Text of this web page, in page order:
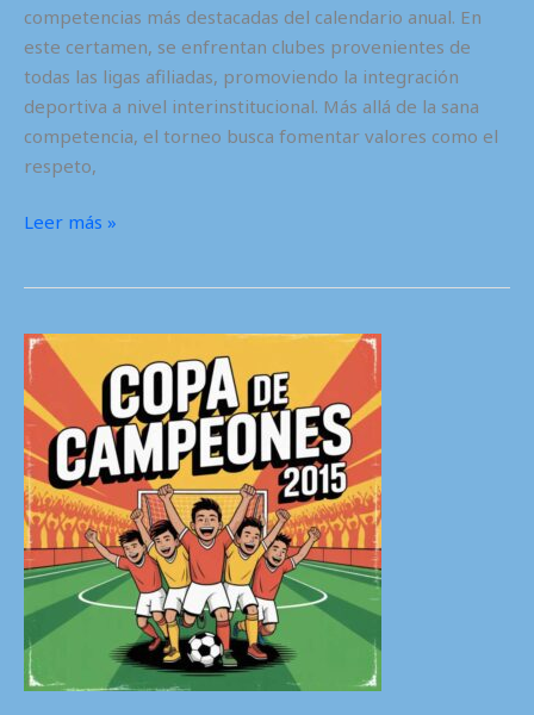
competencias más destacadas del calendario anual. En
este certamen, se enfrentan clubes provenientes de
todas las ligas afiliadas, promoviendo la integración
deportiva a nivel interinstitucional. Más allá de la sana
competencia, el torneo busca fomentar valores como el
respeto,
Metropolitano
Leer más »